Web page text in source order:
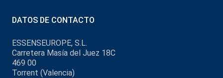
DATOS DE CONTACTO
ESSENSEUROPE, S.L.
Carretera Masía del Juez 18C
469 00
Torrent (Valencia)